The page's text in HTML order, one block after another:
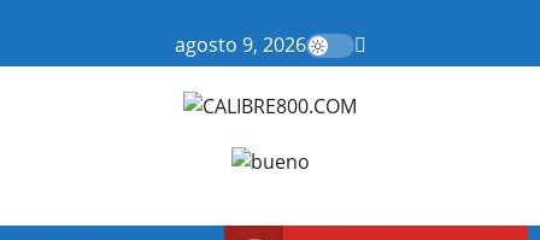
contenido
agosto 9, 2026